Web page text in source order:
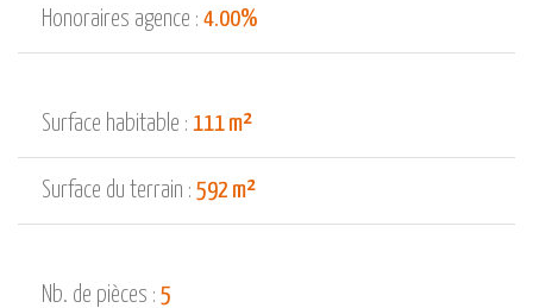
Honoraires agence : 4.00%
Surface habitable : 111 m²
Surface du terrain : 592 m²
Nb. de pièces : 5